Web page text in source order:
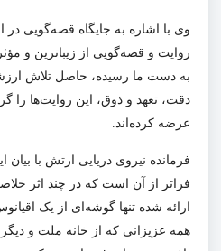
وی با اشاره به جایگاه قصه‌گویی در
روایت و قصه‌گویی از زیباترین و
به دست ما رسیده، حاصل تلاش
دقت، تعهد و ذوق، این روایت‌ها را
عرضه کرده‌اند.
فرمانده نیروی دریایی ارتش با
فراتر از آن است که در چند اثر
ارائه شده تنها گوشه‌ای از یک
همه عزیزانی که از خانه ملت و